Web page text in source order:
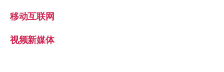
移动互联网
视频新媒体